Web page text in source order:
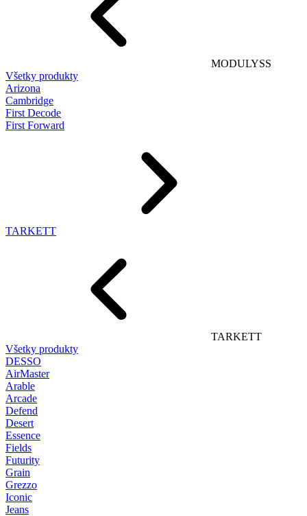
MODULYSS
Všetky produkty
Arizona
Cambridge
First Decode
First Forward
TARKETT
TARKETT
Všetky produkty
DESSO
AirMaster
Arable
Arcade
Defend
Desert
Essence
Fields
Futurity
Grain
Grezzo
Iconic
Jeans